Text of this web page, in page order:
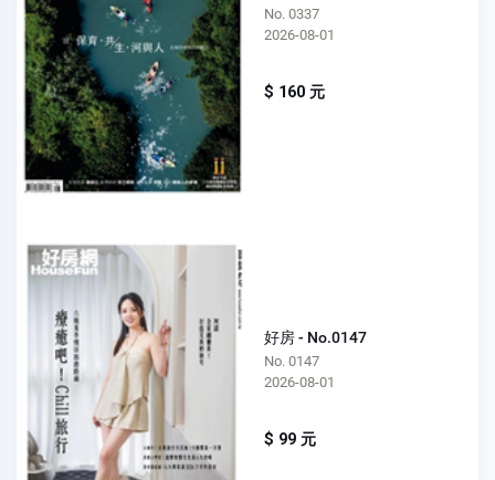
No. 0337
2026-08-01
$ 160 元
好房 - No.0147
No. 0147
2026-08-01
$ 99 元